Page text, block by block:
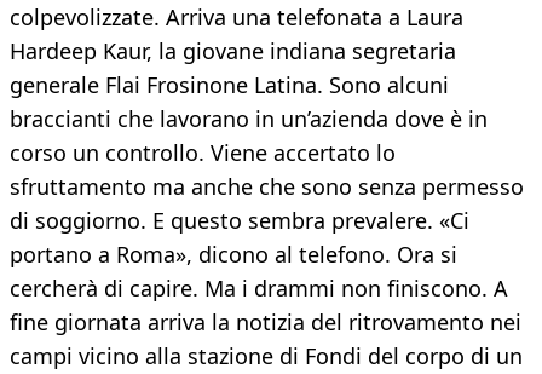
colpevolizzate. Arriva una telefonata a Laura
Hardeep Kaur, la giovane indiana segretaria
generale Flai Frosinone Latina. Sono alcuni
braccianti che lavorano in un’azienda dove è in
corso un controllo. Viene accertato lo
sfruttamento ma anche che sono senza permesso
di soggiorno. E questo sembra prevalere. «Ci
portano a Roma», dicono al telefono. Ora si
cercherà di capire. Ma i drammi non finiscono. A
fine giornata arriva la notizia del ritrovamento nei
campi vicino alla stazione di Fondi del corpo di un